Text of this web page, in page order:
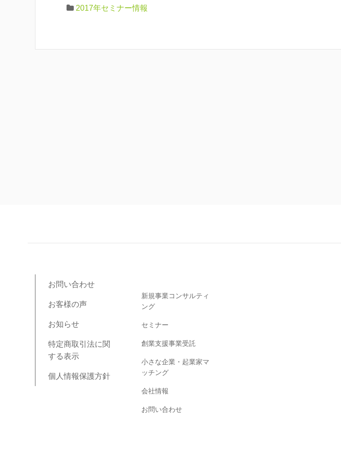
2017年セミナー情報
お問い合わせ
お客様の声
お知らせ
特定商取引法に関
する表示
個人情報保護方針
新規事業コンサルティ
ング
セミナー
創業支援事業受託
小さな企業・起業家マ
ッチング
会社情報
お問い合わせ